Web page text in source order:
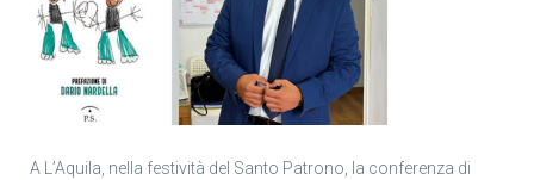
A L’Aquila, nella festività del Santo Patrono, la conferenza di